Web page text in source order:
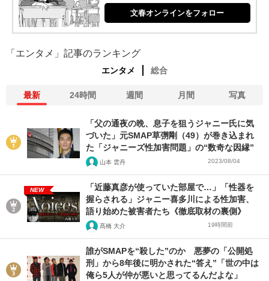
文春オンラインをフォロー
「エンタメ」記事のランキング
エンタメ 総合
最新 24時間 週間 月間 写真
「父の通夜の晩、息子を狙うジャニー氏に気
づいた」元SMAP草彅剛（49）が巻き込まれ
た「ジャニーズ性加害問題」の“数奇な因縁”
山本 雲丹 2023/08/04
NEW
「近藤真彦が使っていた部屋で…」「性器を
握らされる」ジャニー喜多川による性加害、
語り始めた被害者たち《徹底取材の裏側》
髙橋 大介 19時間前
誰がSMAPを“殺した”のか 悪夢の「公開処
刑」から8年後に明かされた“答え”「世の中は
俺ら5人が仲が悪いと思ってるんだよな」